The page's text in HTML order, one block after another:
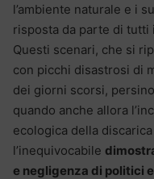
l’ambiente naturale e i
risposta da parte di tutti
Questi scenari, che si
con picchi disastrosi di
dei giorni scorsi,
quando anche allora
ecologica della
l’inequivocabile
e negligenza di politici